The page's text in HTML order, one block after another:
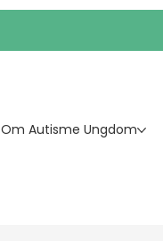
Om Autisme Ungdom